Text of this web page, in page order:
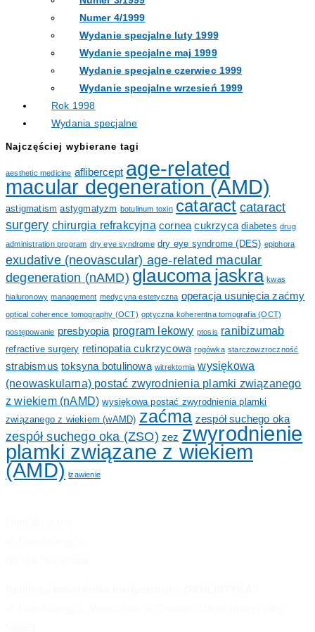
Numer 4/1999
Wydanie specjalne luty 1999
Wydanie specjalne maj 1999
Wydanie specjalne czerwiec 1999
Wydanie specjalne wrzesień 1999
Rok 1998
Wydania specjalne
Najczęściej wybierane tagi
aesthetic medicine aflibercept age-related
macular degeneration (AMD)
astigmatism astygmatyzm botulinum toxin cataract cataract
surgery chirurgia refrakcyjna cornea cukrzyca diabetes drug
administration program dry eye syndrome dry eye syndrome (DES) epiphora
exudative (neovascular) age-related macular
degeneration (nAMD) glaucomajaskra kwas
hialuronowy management medycyna estetyczna operacja usunięcia zaćmy
optical coherence tomography (OCT) optyczna koherentna tomografia (OCT)
postępowanie presbyopia program lekowy ptosis ranibizumab
refractive surgery retinopatia cukrzycowa rogówka starczowzroczność
strabismus toksyna botulinowa witrektomia wysiękowa
(neowaskularna) postać zwyrodnienia plamki związanego
z wiekiem (nAMD) wysiękowa postać zwyrodnienia plamki
związanego z wiekiem (wAMD) zaćma zespół suchego oka
zespół suchego oka (ZSO) zez zwyrodnienie
plamki związane z wiekiem
(AMD) łzawienie